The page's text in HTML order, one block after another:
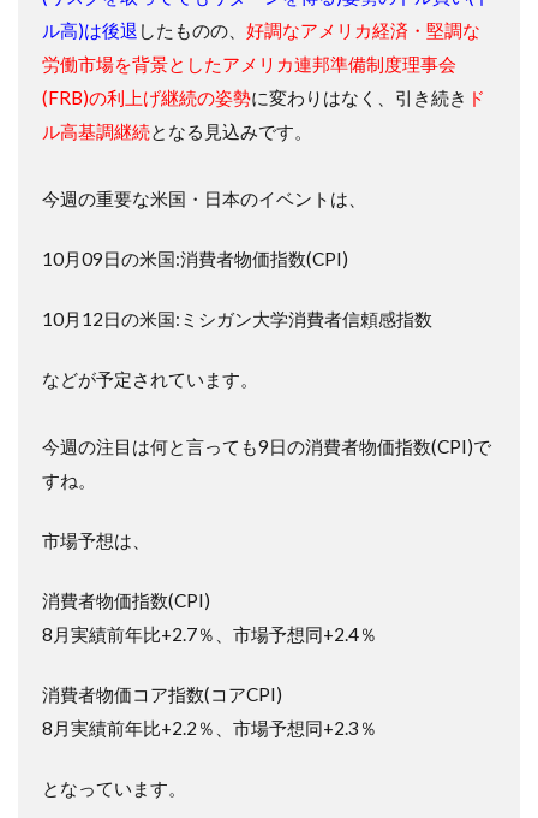
ル高)は後退 したものの、 好調なアメリカ経済・堅調な
労働市場を背景としたアメリカ連邦準備制度理事会
(FRB)の利上げ継続の姿勢に変わりはなく、引き続き ド
ル高基調継続となる見込みです。
今週の重要な米国・日本のイベントは、
10月09日の米国:消費者物価指数(CPI)
10月12日の米国:ミシガン大学消費者信頼感指数
などが予定されています。
今週の注目は何と言っても9日の消費者物価指数(CPI)で
すね。
市場予想は、
消費者物価指数(CPI)
8月実績前年比+2.7％、市場予想同+2.4％
消費者物価コア指数(コアCPI)
8月実績前年比+2.2％、市場予想同+2.3％
となっています。